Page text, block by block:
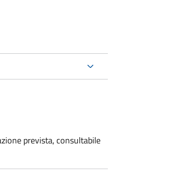
prevista, consultabile